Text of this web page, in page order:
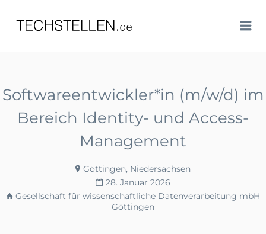
TECHSTELLEN.DE
Softwareentwickler*in (m/w/d) im
Bereich Identity- und Access-
Management
Göttingen, Niedersachsen
28. Januar 2026
Gesellschaft für wissenschaftliche Datenverarbeitung mbH
Göttingen